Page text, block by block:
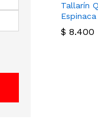
Tallarín
$ 8.400
$ 8.400